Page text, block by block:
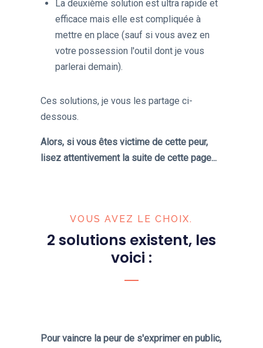
La deuxième solution est ultra rapide et
efficace mais elle est compliquée à
mettre en place (sauf si vous avez en
votre possession l'outil dont je vous
parlerai demain).
Ces solutions, je vous les partage ci-
dessous.
Alors, si vous êtes victime de cette peur,
lisez attentivement la suite de cette page...
VOUS AVEZ LE CHOIX.
2 solutions existent, les
voici :
Pour vaincre la peur de s'exprimer en public,